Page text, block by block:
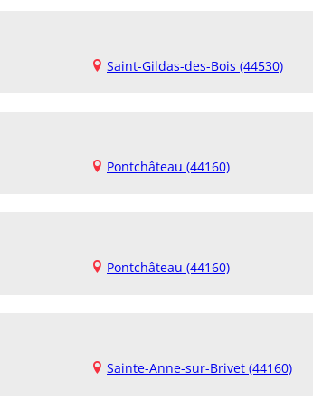
Saint-Gildas-des-Bois (44530)
Pontchâteau (44160)
Pontchâteau (44160)
Sainte-Anne-sur-Brivet (44160)